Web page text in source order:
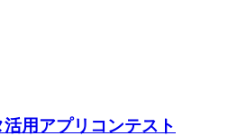
活用アプリコンテスト